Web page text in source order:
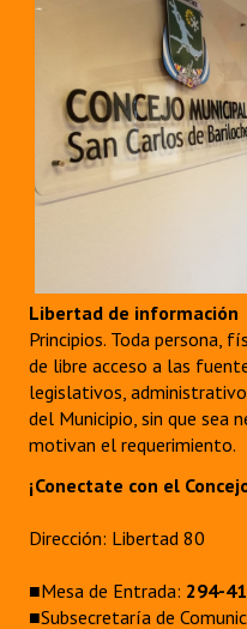
Libertad de información
Principios. Toda persona,
de libre acceso a las
legislativos,
del Municipio, sin que sea
motivan el requerimiento.
¡Conectate con el
Dirección: Libertad 80
■Mesa de Entrada: 294-
■Subsecretaría de